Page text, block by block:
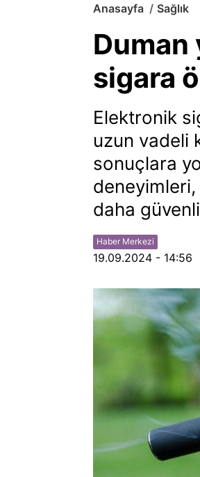
Anasayfa Sağlık
sigara
Elektronik
uzun vadeli
sonuçlara
daha
Haber Merkezi
19.09.2024 - 14:56